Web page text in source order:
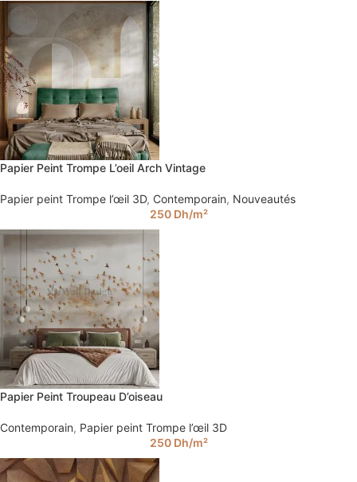
Papier Peint Trompe L’oeil Arch Vintage
Papier peint Trompe l’œil 3D, Contemporain, Nouveautés
250 Dh/m²
Papier Peint Troupeau D’oiseau
Contemporain, Papier peint Trompe l’œil 3D
250 Dh/m²